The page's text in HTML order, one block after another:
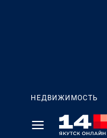
НЕДВИЖИМОСТЬ